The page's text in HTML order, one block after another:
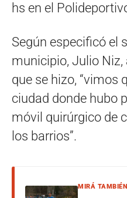
hs en el
Según especificó el
municipio, Julio
que se hizo, “vimos
ciudad donde hubo
móvil quirúrgico de
los barrios”.
MIRÁ TAMBIÉN